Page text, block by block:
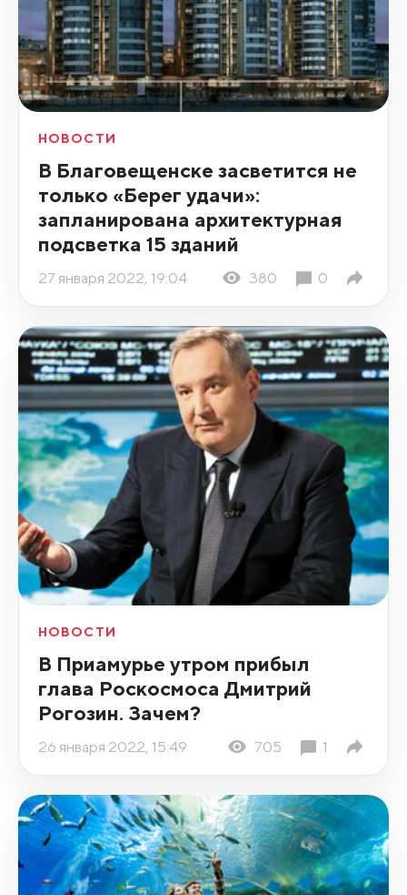
НОВОСТИ
В Благовещенске засветится не
только «Берег удачи»:
запланирована архитектурная
подсветка 15 зданий
27 января 2022, 19:04 380 0
НОВОСТИ
В Приамурье утром прибыл
глава Роскосмоса Дмитрий
Рогозин. Зачем?
26 января 2022, 15:49 705 1